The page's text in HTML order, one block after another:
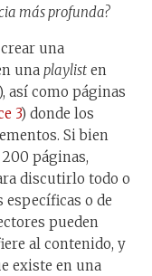
más profunda?
una
una playlist en
así como páginas
3) donde los
Si bien
páginas,
discutirlo todo o
específicas o de
pueden
al contenido, y
existe en una